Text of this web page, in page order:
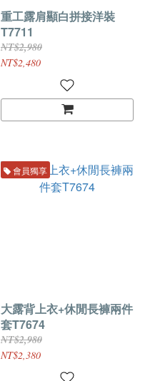
重工露肩顯白拼接洋裝
T7711
NT$2,980
NT$2,480
會員獨享
大露背上衣+休閒長褲兩件
套T7674
NT$2,980
NT$2,380